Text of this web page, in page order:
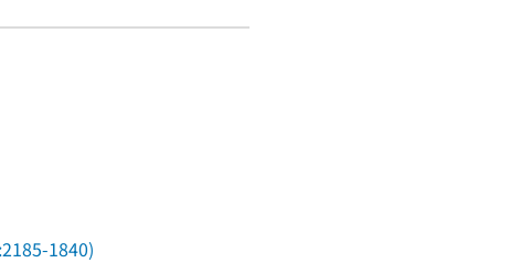
1840)